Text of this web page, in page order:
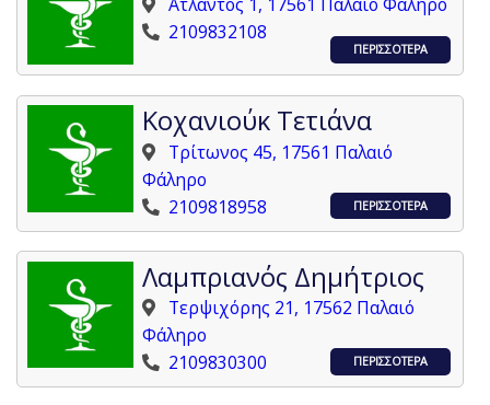
2109832108
ΠΕΡΙΣΣΟΤΕΡΑ
Κοχανιούκ Τετιάνα
Τρίτωνος 45, 17561 Παλαιό
Φάληρο
2109818958
ΠΕΡΙΣΣΟΤΕΡΑ
Λαμπριανός Δημήτριος
Τερψιχόρης 21, 17562 Παλαιό
Φάληρο
2109830300
ΠΕΡΙΣΣΟΤΕΡΑ